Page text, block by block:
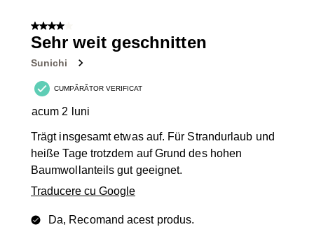
4 din 5 stele.
Sehr weit geschnitten
Sunichi
CUMPĂRĂTOR VERIFICAT
acum 2 luni
Trägt insgesamt etwas auf. Für Strandurlaub und
heiße Tage trotzdem auf Grund des hohen
Baumwollanteils gut geeignet.
Traducere cu Google
Da, Recomand acest produs.